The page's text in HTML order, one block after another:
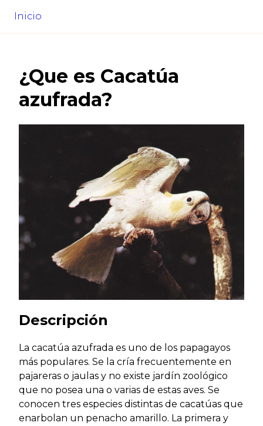
Inicio
¿Que es Cacatúa
azufrada?
Descripción
La cacatúa azufrada es uno de los papagayos
más populares. Se la cría frecuentemente en
pajareras o jaulas y no existe jardín zoológico
que no posea una o varias de estas aves. Se
conocen tres especies distintas de cacatúas que
enarbolan un penacho amarillo. La primera y